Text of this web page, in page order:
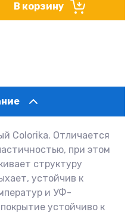
В корзину
Colorika. Отличается
при этом
структуру
устойчив к
и УФ-
устойчиво к